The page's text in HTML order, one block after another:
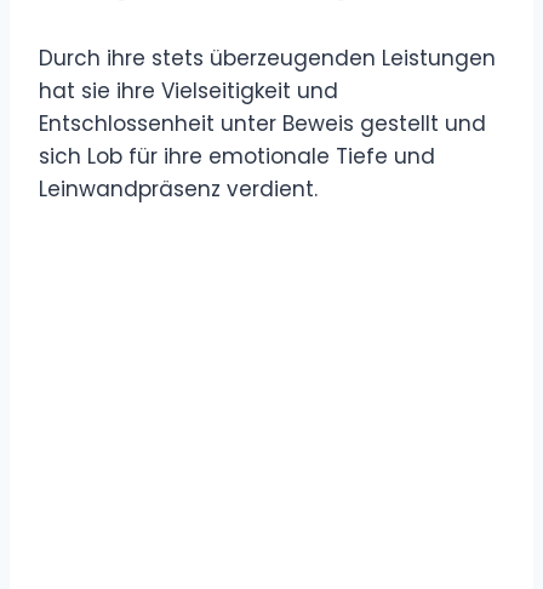
Durch ihre stets überzeugenden Leistungen
hat sie ihre Vielseitigkeit und
Entschlossenheit unter Beweis gestellt und
sich Lob für ihre emotionale Tiefe und
Leinwandpräsenz verdient.